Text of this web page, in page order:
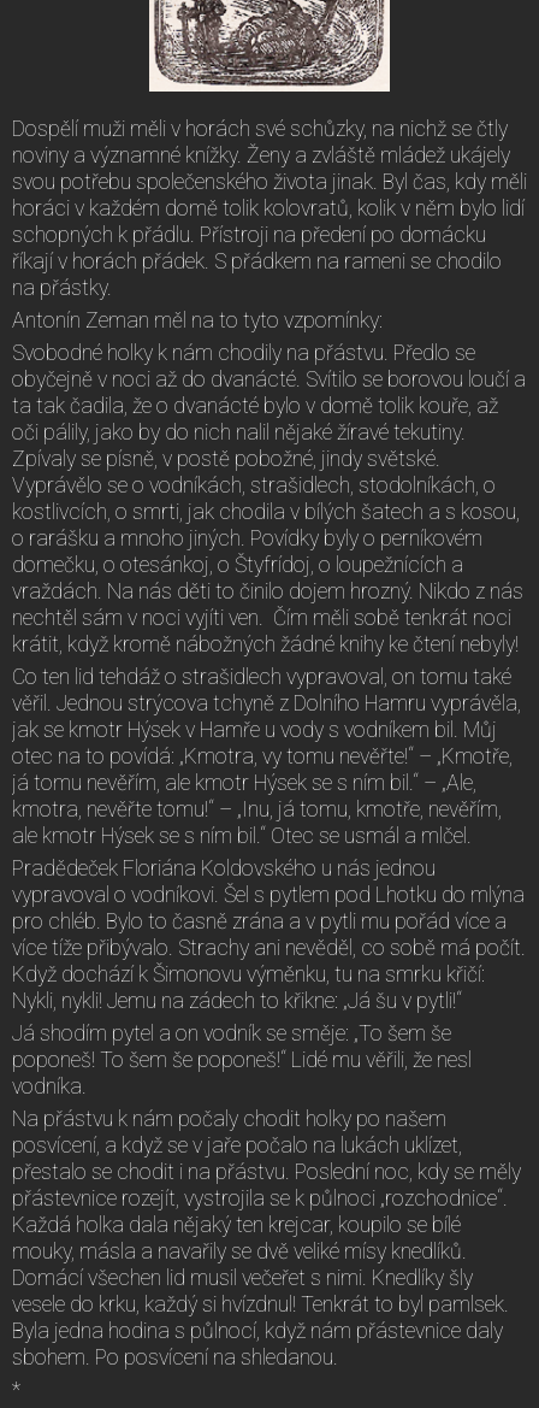
Dospělí muži měli v horách své schůzky, na nichž se čtly
noviny a významné knížky. Ženy a zvláště mládež ukájely
svou potřebu společenského života jinak. Byl čas, kdy měli
horáci v každém domě tolik kolovratů, kolik v něm bylo lidí
schopných k přádlu. Přístroji na předení po domácku
říkají v horách přádek. S přádkem na rameni se chodilo
na přástky.
Antonín Zeman měl na to tyto vzpomínky:
Svobodné holky k nám chodily na přástvu. Předlo se
obyčejně v noci až do dvanácté. Svítilo se borovou loučí a
ta tak čadila, že o dvanácté bylo v domě tolik kouře, až
oči pálily, jako by do nich nalil nějaké žíravé tekutiny.
Zpívaly se písně, v postě pobožné, jindy světské.
Vyprávělo se o vodníkách, strašidlech, stodolníkách, o
kostlivcích, o smrti, jak chodila v bílých šatech a s kosou,
o rarášku a mnoho jiných. Povídky byly o perníkovém
domečku, o otesánkoj, o Štyfrídoj, o loupežnících a
vraždách. Na nás děti to činilo dojem hrozný. Nikdo z nás
nechtěl sám v noci vyjíti ven. Čím měli sobě tenkrát noci
krátit, když kromě nábožných žádné knihy ke čtení nebyly!
Co ten lid tehdáž o strašidlech vypravoval, on tomu také
věřil. Jednou strýcova tchyně z Dolního Hamru vyprávěla,
jak se kmotr Hýsek v Hamře u vody s vodníkem bil. Můj
otec na to povídá: „Kmotra, vy tomu nevěřte!“ – „Kmotře,
já tomu nevěřím, ale kmotr Hýsek se s ním bil.“ – „Ale,
kmotra, nevěřte tomu!“ – „Inu, já tomu, kmotře, nevěřím,
ale kmotr Hýsek se s ním bil.“ Otec se usmál a mlčel.
Pradědeček Floriána Koldovského u nás jednou
vypravoval o vodníkovi. Šel s pytlem pod Lhotku do mlýna
pro chléb. Bylo to časně zrána a v pytli mu pořád více a
více tíže přibývalo. Strachy ani nevěděl, co sobě má počít.
Když dochází k Šimonovu výměnku, tu na smrku křičí:
Nykli, nykli! Jemu na zádech to křikne: „Já šu v pytli!“
Já shodím pytel a on vodník se směje: „To šem še
poponeš! To šem še poponeš!“ Lidé mu věřili, že nesl
vodníka.
Na přástvu k nám počaly chodit holky po našem
posvícení, a když se v jaře počalo na lukách uklízet,
přestalo se chodit i na přástvu. Poslední noc, kdy se měly
přástevnice rozejít, vystrojila se k půlnoci „rozchodnice“.
Každá holka dala nějaký ten krejcar, koupilo se bílé
mouky, másla a navařily se dvě veliké mísy knedlíků.
Domácí všechen lid musil večeřet s nimi. Knedlíky šly
vesele do krku, každý si hvízdnul! Tenkrát to byl pamlsek.
Byla jedna hodina s půlnocí, když nám přástevnice daly
sbohem. Po posvícení na shledanou.
*